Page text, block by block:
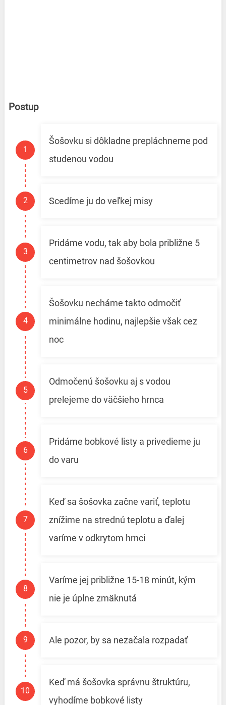
Postup
Šošovku si dôkladne prepláchneme pod
studenou vodou
Scedíme ju do veľkej misy
Pridáme vodu, tak aby bola približne 5
centimetrov nad šošovkou
Šošovku necháme takto odmočiť
minimálne hodinu, najlepšie však cez
noc
Odmočenú šošovku aj s vodou
prelejeme do väčšieho hrnca
Pridáme bobkové listy a privedieme ju
do varu
Keď sa šošovka začne variť, teplotu
znížime na strednú teplotu a ďalej
varíme v odkrytom hrnci
Varíme jej približne 15-18 minút, kým
nie je úplne zmäknutá
Ale pozor, by sa nezačala rozpadať
Keď má šošovka správnu štruktúru,
vyhodíme bobkové listy